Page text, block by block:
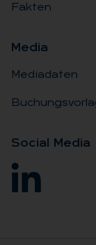
Fakten
Me­dia
Mediadaten
So­ci­al Me­dia